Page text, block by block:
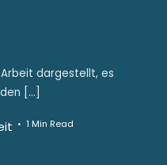
dargestellt, es
[…]
1 Min Read